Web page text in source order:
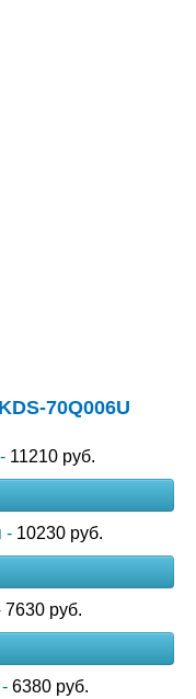
70Q006U
11210 руб.
- 10230 руб.
7630 руб.
6380 руб.